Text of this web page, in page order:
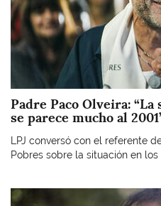
Padre Paco Olveira:
se parece mucho al
LPJ conversó con el referente
Pobres sobre la situación en los
Imagen